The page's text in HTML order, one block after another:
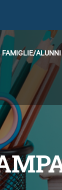
FAMIGLIE/ALUNNI